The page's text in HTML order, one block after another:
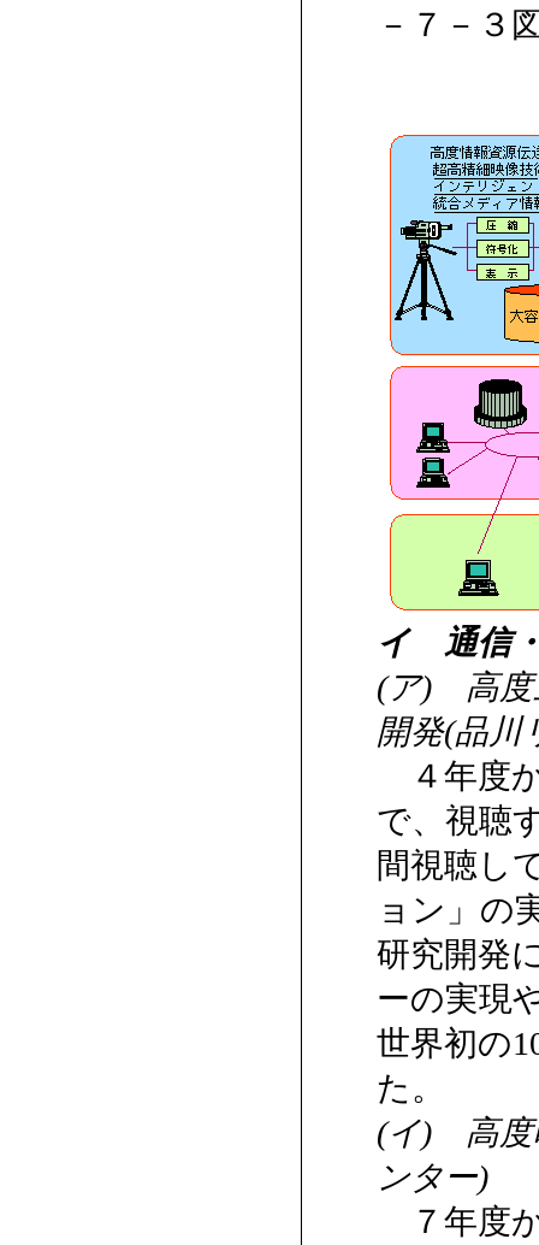
－７－３
イ 通信・
(ア) 高度
開発(品川
４年度
で、視聴
間視聴し
ョン」の
研究開発
ーの実現
世界初の
た。
(イ) 高度
ンター)
７年度